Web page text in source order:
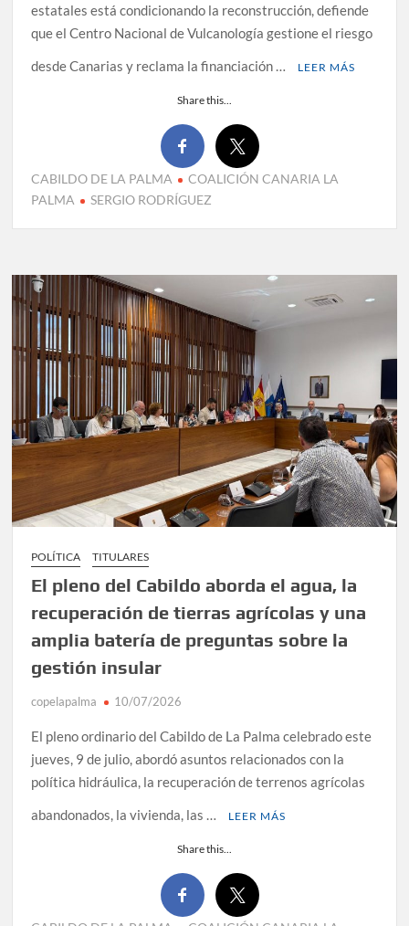
estatales está condicionando la reconstrucción, defiende
que el Centro Nacional de Vulcanología gestione el riesgo
desde Canarias y reclama la financiación …
LEER MÁS
Share this...
CABILDO DE LA PALMA
COALICIÓN CANARIA LA
PALMA
SERGIO RODRÍGUEZ
POLÍTICA TITULARES
El pleno del Cabildo aborda el agua, la
recuperación de tierras agrícolas y una
amplia batería de preguntas sobre la
gestión insular
copelapalma 10/07/2026
El pleno ordinario del Cabildo de La Palma celebrado este
jueves, 9 de julio, abordó asuntos relacionados con la
política hidráulica, la recuperación de terrenos agrícolas
abandonados, la vivienda, las …
LEER MÁS
Share this...